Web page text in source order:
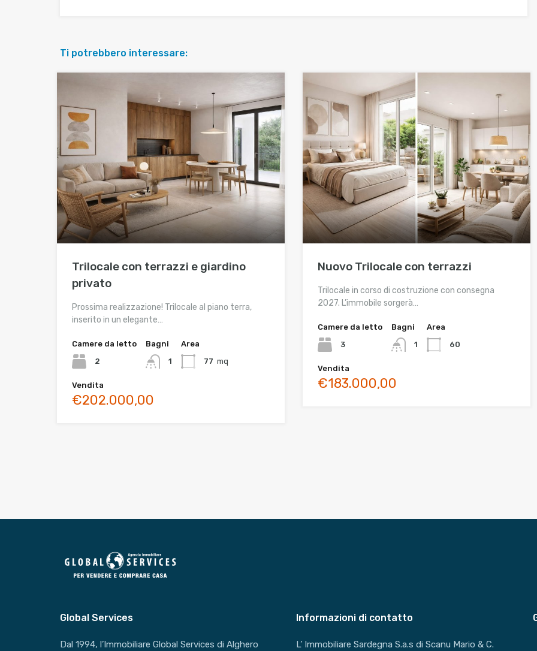
Ti potrebbero interessare:
Trilocale con terrazzi e giardino
privato
Prossima realizzazione! Trilocale al piano terra,
inserito in un elegante…
Camere da letto
2
Bagni
1
Area
77 mq
Vendita
€202.000,00
Nuovo Trilocale con terrazzi
Trilocale in corso di costruzione con consegna
2027. L’immobile sorgerà…
Camere da letto
3
Bagni
1
Area
60
Vendita
€183.000,00
Global Services
Dal 1994, l’Immobiliare Global Services di Alghero
Informazioni di contatto
L’ Immobiliare Sardegna S.a.s di Scanu Mario & C.